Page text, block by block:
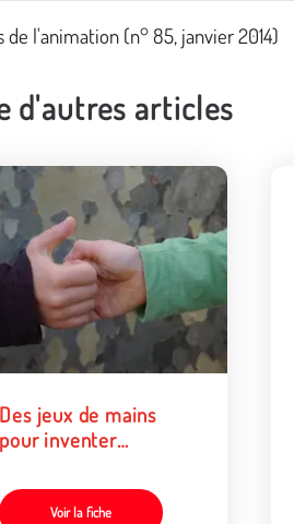
de l'animation (n° 85, janvier 2014)
d'autres articles
Des jeux de mains
pour inventer
Voir la fiche